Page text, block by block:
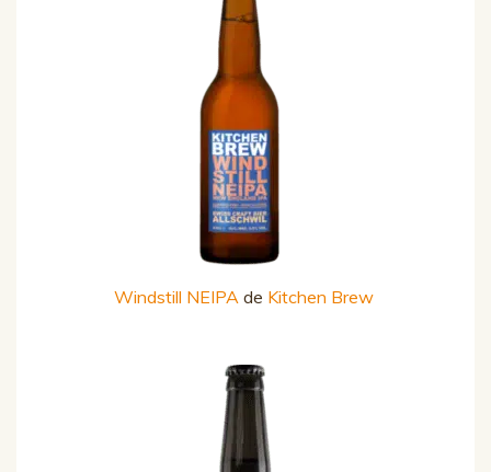
Windstill NEIPA de Kitchen Brew